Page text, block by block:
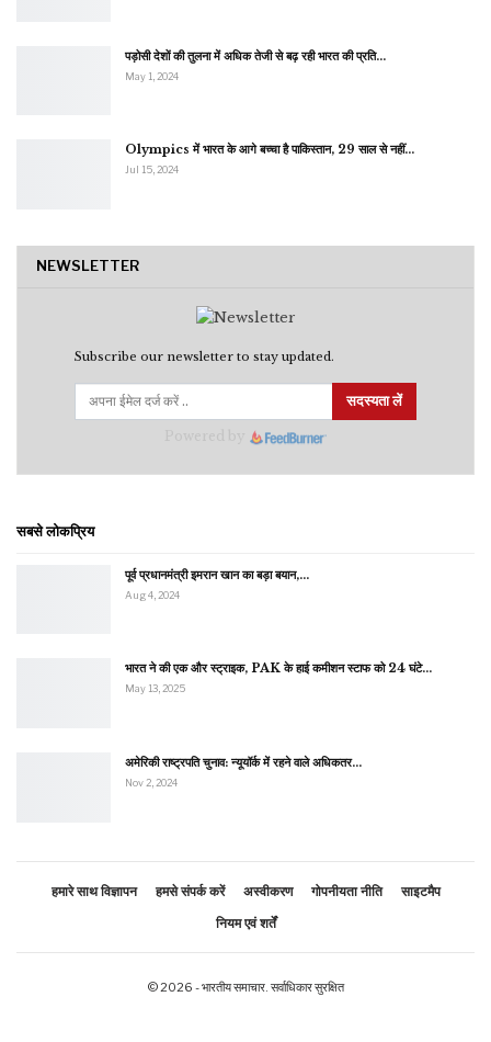
पड़ोसी देशों की तुलना में अधिक तेजी से बढ़ रही भारत की प्रति…
May 1, 2024
Olympics में भारत के आगे बच्चा है पाकिस्तान, 29 साल से नहीं…
Jul 15, 2024
NEWSLETTER
Subscribe our newsletter to stay updated.
सदस्यता लें
सबसे लोकप्रिय
पूर्व प्रधानमंत्री इमरान खान का बड़ा बयान,…
Aug 4, 2024
भारत ने की एक और स्ट्राइक, PAK के हाई कमीशन स्टाफ को 24 घंटे…
May 13, 2025
अमेरिकी राष्ट्रपति चुनाव: न्यूयॉर्क में रहने वाले अधिकतर…
Nov 2, 2024
हमारे साथ विज्ञापन हमसे संपर्क करें अस्वीकरण गोपनीयता नीति
साइटमैप
नियम एवं शर्तें
© 2026 - भारतीय समाचार. सर्वाधिकार सुरक्षित